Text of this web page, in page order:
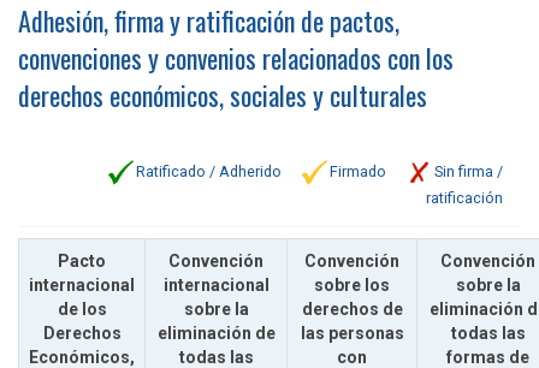
Adhesión, firma y ratificación de pactos,
convenciones y convenios relacionados con los
derechos económicos, sociales y culturales
Ratificado / Adherido Firmado
Sin firma /
ratificación
Pacto
internacional
de los
Derechos
Económicos,
Convención
internacional
sobre la
eliminación de
todas las
Convención
sobre los
derechos de
las personas
con
Convención
sobre la
eliminación
todas las
formas de